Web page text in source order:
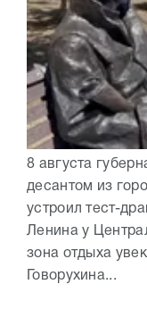
8 августа
десантом из
устроил тест-
Ленина у
зона отдыха
Говорухина...